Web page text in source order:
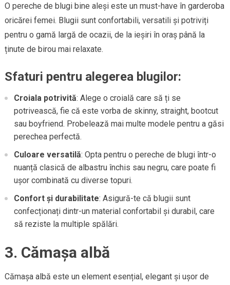
O pereche de blugi bine aleși este un must-have în garderoba
oricărei femei. Blugii sunt confortabili, versatili și potriviți
pentru o gamă largă de ocazii, de la ieșiri în oraș până la
ținute de birou mai relaxate.
Sfaturi pentru alegerea blugilor:
Croiala potrivită: Alege o croială care să ți se
potrivească, fie că este vorba de skinny, straight, bootcut
sau boyfriend. Probelează mai multe modele pentru a găsi
perechea perfectă.
Culoare versatilă: Opta pentru o pereche de blugi într-o
nuanță clasică de albastru închis sau negru, care poate fi
ușor combinată cu diverse topuri.
Confort și durabilitate: Asigură-te că blugii sunt
confecționați dintr-un material confortabil și durabil, care
să reziste la multiple spălări.
3. Cămașa albă
Cămașa albă este un element esențial, elegant și ușor de